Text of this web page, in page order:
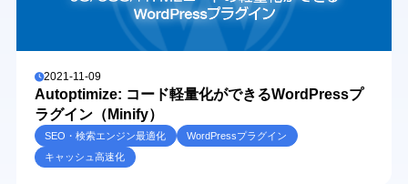
2021-11-09
Autoptimize: コード軽量化ができるWordPressプ
ラグイン（Minify）
SEO・検索エンジン最適化
WordPressプラグイン
キャッシュ高速化